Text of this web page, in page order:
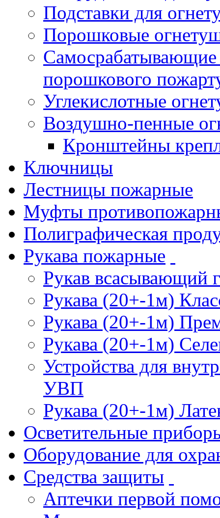
Подставки для
Порошковые
порошкового
Углекислотные
Воздушно-пенные
Кронштейны
Ключницы
Лестницы пожарные
Муфты
Полиграфическая
Рукава пожарные
Рукав всасывающий
Рукава (20+-1м)
Рукава (20+-1м)
Рукава (20+-1м)
Устройства для
УВП
Рукава (20+-1м)
Осветительные
Оборудование для
Средства защиты
Аптечки первой